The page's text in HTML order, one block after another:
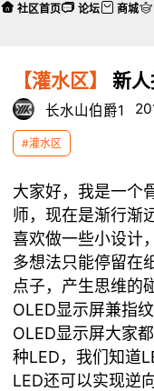
【灌水区】 新
长水山伯爵1
#灌水区
大家好，我是一个
师，现在是渐行渐
喜欢做一些小设计
多想法只能停留在
点子，产生思维的
OLED显示屏兼指
OLED显示屏大家
种LED，我们知道
LED还可以实现逆
社区首页 论坛 商城